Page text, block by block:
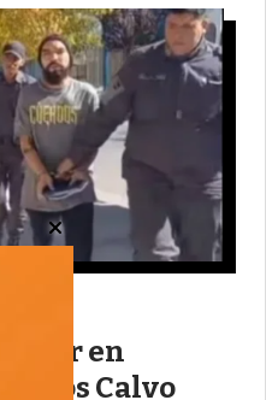
en
Calvo